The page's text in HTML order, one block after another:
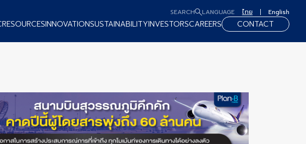
SEARCH LANGUAGE ไทย English
RESOURCESINNOVATIONSUSTAINABILITYINVESTORSCAREERS CONTACT